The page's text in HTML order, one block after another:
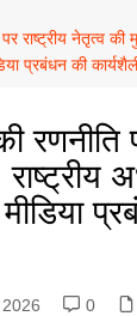
राष्ट्रीय नेतृत्व की
प्रबंधन की
रणनीति
0